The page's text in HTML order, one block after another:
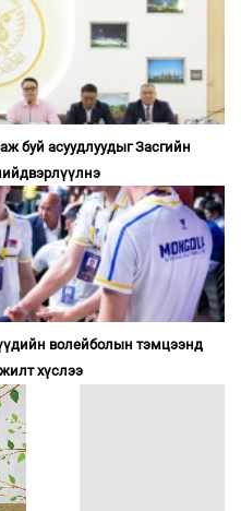
буй асуудлуудыг Засгийн
волейболын тэмцээнд
хүслээ